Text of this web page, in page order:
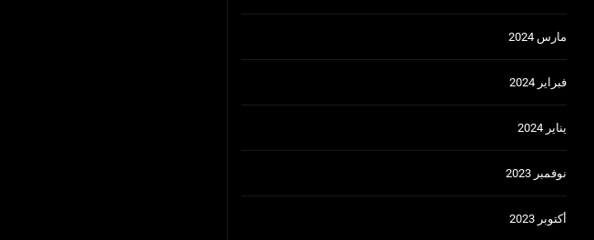
مارس 2024
فبراير 2024
يناير 2024
نوفمبر 2023
أكتوبر 2023